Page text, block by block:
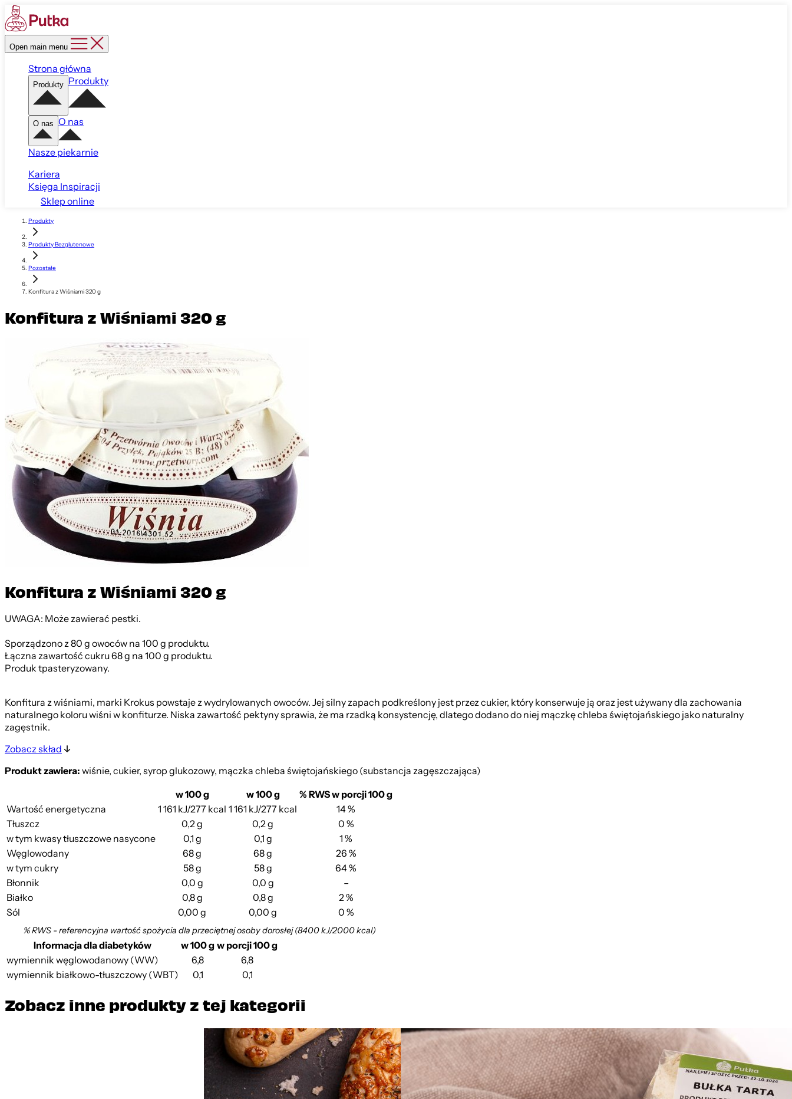
Open main menu
Strona główna
Produkty Produkty
O nas O nas
Nasze piekarnie
Kariera
Księga Inspiracji
Sklep online
Produkty
Produkty Bezglutenowe
Pozostałe
Konfitura z Wiśniami 320 g
Konfitura z Wiśniami 320 g
Konfitura z Wiśniami 320 g
UWAGA: Może zawierać pestki.
Sporządzono z 80 g owoców na 100 g produktu.
Łączna zawartość cukru 68 g na 100 g produktu.
Produk tpasteryzowany.
Konfitura z wiśniami, marki Krokus powstaje z wydrylowanych owoców. Jej silny zapach podkreślony jest przez cukier, który konserwuje ją oraz jest używany dla zachowania
naturalnego koloru wiśni w konfiturze. Niska zawartość pektyny sprawia, że ma rzadką konsystencję, dlatego dodano do niej mączkę chleba świętojańskiego jako naturalny
zagęstnik.
Zobacz skład
Produkt zawiera:wiśnie, cukier, syrop glukozowy, mączka chleba świętojańskiego (substancja zagęszczająca)
w 100 g
w 100 g
% RWS w porcji 100 g
Wartość energetyczna
1 161 kJ/277 kcal 1 161 kJ/277 kcal
14 %
Tłuszcz
0,2 g 0,2 g
0 %
w tym kwasy tłuszczowe nasycone
0,1 g 0,1 g
1 %
Węglowodany
68 g 68 g
26 %
w tym cukry
58 g 58 g
64 %
Błonnik
0,0 g 0,0 g
–
Białko
0,8 g 0,8 g
2 %
Sól
0,00 g 0,00 g 0 %
% RWS - referencyjna wartość spożycia dla przeciętnej osoby dorosłej (8400 kJ/2000 kcal)
Informacja dla diabetyków w 100 gw porcji 100 g
wymiennik węglowodanowy (WW)
6,8
6,8
wymiennik białkowo-tłuszczowy (WBT)
0,1 0,1
Zobacz inne produkty z tej kategorii